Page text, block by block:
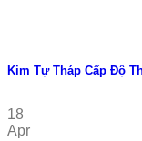
Kim Tự Tháp Cấp Độ
18
Apr